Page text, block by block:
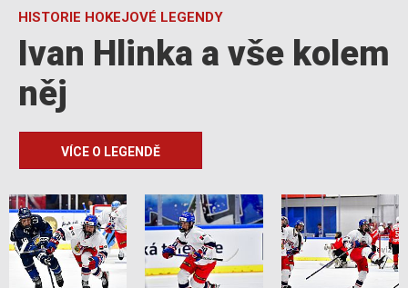
HISTORIE HOKEJOVÉ LEGENDY
Ivan Hlinka a vše kolem
něj
VÍCE O LEGENDĚ